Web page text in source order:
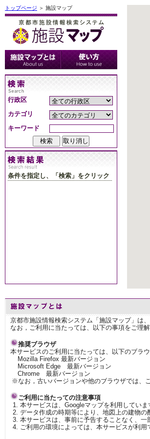
トップページ ＞ 施設マップ
行政区
カテゴリ
キーワード
条件を指定し、「検索」をクリック
京都市施設情報検索システム「施設マップ」は
なお，ご利用に当たっては、以下の事項をご理
推奨ブラウザ
本サービスのご利用に当たっては、以下のブラ
Mozilla Firefox 最新バージョン
Microsoft Edge 最新バージョン
Chrome 最新バージョン
※なお，古いバージョンや他のブラウザでは、
ご利用に当たっての注意事項
本サービスは、Googleマップを利用してい
データ作成の時期等により、地図上の建物の
本サービスは、事前に予告することなく、一
ご利用の環境によっては、本サービスが利